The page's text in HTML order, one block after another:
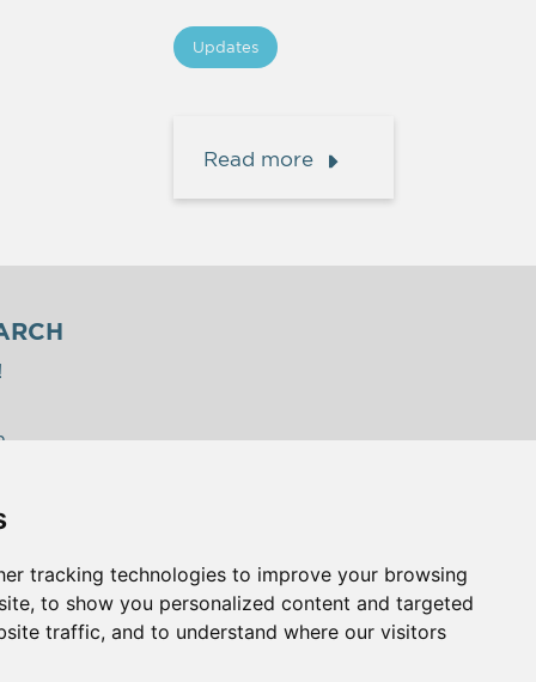
tracking technologies to improve your browsing
to show you personalized content and targeted
traffic, and to understand where our visitors
Updates
Read more